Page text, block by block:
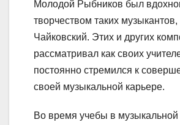
Молодой Рыбников был
творчеством таких музыкантов,
Чайковский. Этих и других
рассматривал как своих
постоянно стремился к
своей музыкальной карьере.
Во время учебы в